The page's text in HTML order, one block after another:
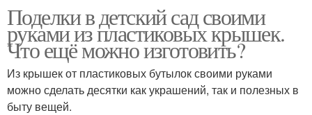
Поделки в детский сад своими
руками из пластиковых крышек.
Что ещё можно изготовить?
Из крышек от пластиковых бутылок своими руками
можно сделать десятки как украшений, так и полезных в
быту вещей.